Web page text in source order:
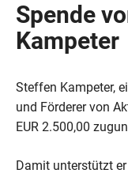
Spende
Kampeter
Steffen Kampeter,
und Förderer von
EUR 2.500,00
Damit unterstützt